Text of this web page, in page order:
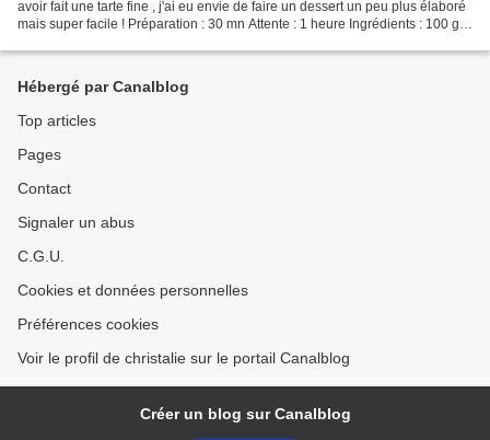
avoir fait une tarte fine , j'ai eu envie de faire un dessert un peu plus élaboré
mais super facile ! Préparation : 30 mn Attente : 1 heure Ingrédients : 100 g
Hébergé par Canalblog
Top articles
Pages
Contact
Signaler un abus
C.G.U.
Cookies et données personnelles
Préférences cookies
Voir le profil de christalie sur le portail Canalblog
Créer un blog sur Canalblog